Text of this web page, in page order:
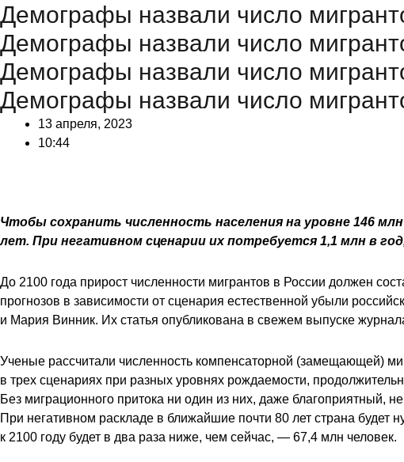
Демографы назвали число
Демографы назвали число
Демографы назвали число
Демографы назвали число
13 апреля, 2023
10:44
Чтобы сохранить численность населения на уровне 146
лет. При негативном сценарии их потребуется 1,1 млн в
До 2100 года прирост численности мигрантов в России должен
прогнозов в зависимости от сценария естественной убыли
и Мария Винник. Их статья опубликована в свежем выпуске
Ученые рассчитали численность компенсаторной (замещающей)
в трех сценариях при разных уровнях рождаемости,
Без миграционного притока ни один из них, даже благоприятный,
При негативном раскладе в ближайшие почти 80 лет страна будет
к 2100 году будет в два раза ниже, чем сейчас, — 67,4 млн человек.